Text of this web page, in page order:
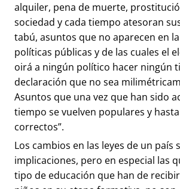
alquiler, pena de muerte,
sociedad y cada tiempo atesoran
tabú, asuntos que no aparecen en
políticas públicas y de las cuales el
oirá a ningún político hacer ningún
declaración que no sea
Asuntos que una vez que han sido
tiempo se vuelven populares y
correctos”.
Los cambios en las leyes de un país
implicaciones, pero en especial las
tipo de educación que han de